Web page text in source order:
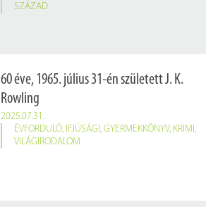
SZÁZAD
60 éve, 1965. július 31-én született J. K.
Rowling
2025.07.31.
ÉVFORDULÓ, IFJÚSÁGI, GYERMEKKÖNYV, KRIMI,
VILÁGIRODALOM